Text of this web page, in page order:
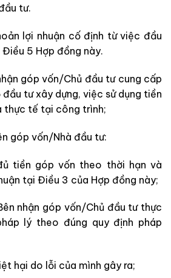
tư.
lợi nhuận cố định từ việc đầu
5 Hợp đồng này.
góp vốn/Chủ đầu tư cung cấp
tư xây dựng, việc sử dụng tiền
thực tế tại công trình;
góp vốn/Nhà đầu tư:
tiền góp vốn theo thời hạn và
tại Điều 3 của Hợp đồng này;
nhận góp vốn/Chủ đầu tư thực
lý theo đúng quy định pháp
hại do lỗi của mình gây ra;